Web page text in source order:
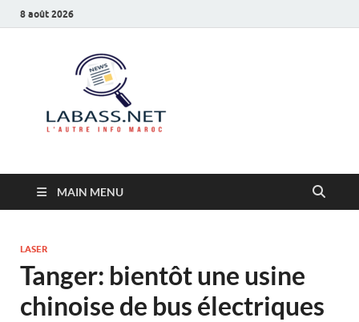
8 août 2026
MAIN MENU
LASER
Tanger: bientôt une usine
chinoise de bus électriques